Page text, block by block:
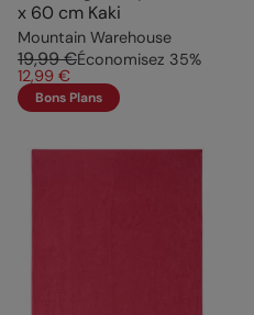
x 60 cm Kaki
Mountain Warehouse
19,99 €Économisez 35%
12,99 €
Bons Plans